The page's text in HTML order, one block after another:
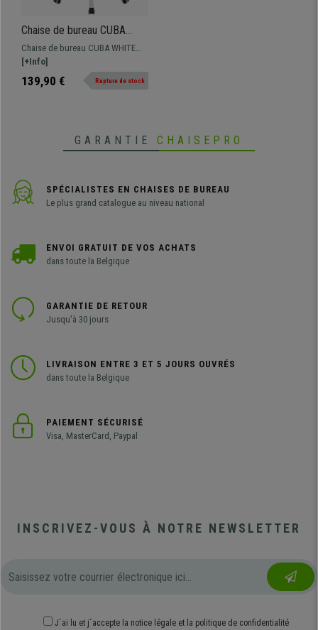
Chaise de bureau CUBA
WHITE, Structure
Métallique, en Maille
Chaise de bureau CUBA WHITE
avec un design moderne et
revêtement en maille respirable
disponible en différentes
[+Info]
139,90 € Rupture de stock
GARANTIE CHAISEPRO
SPÉCIALISTES EN CHAISES DE BUREAU
Le plus grand catalogue au niveau national
ENVOI GRATUIT DE VOS ACHATS
dans toute la Belgique
GARANTIE DE RETOUR
Jusqu'à 30 jours
LIVRAISON ENTRE 3 ET 5 JOURS OUVRÉS
dans toute la Belgique
PAIEMENT SÉCURISÉ
Visa, MasterCard, Paypal
INSCRIVEZ-VOUS À NOTRE NEWSLETTER
J´ai lu et j´accepte la notice légale et la politique de confidentialité